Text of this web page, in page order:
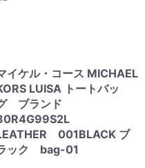
イケル・コース MICHAEL
LUISA トートバッ
ブランド
001BLACK ブ
ック bag-01